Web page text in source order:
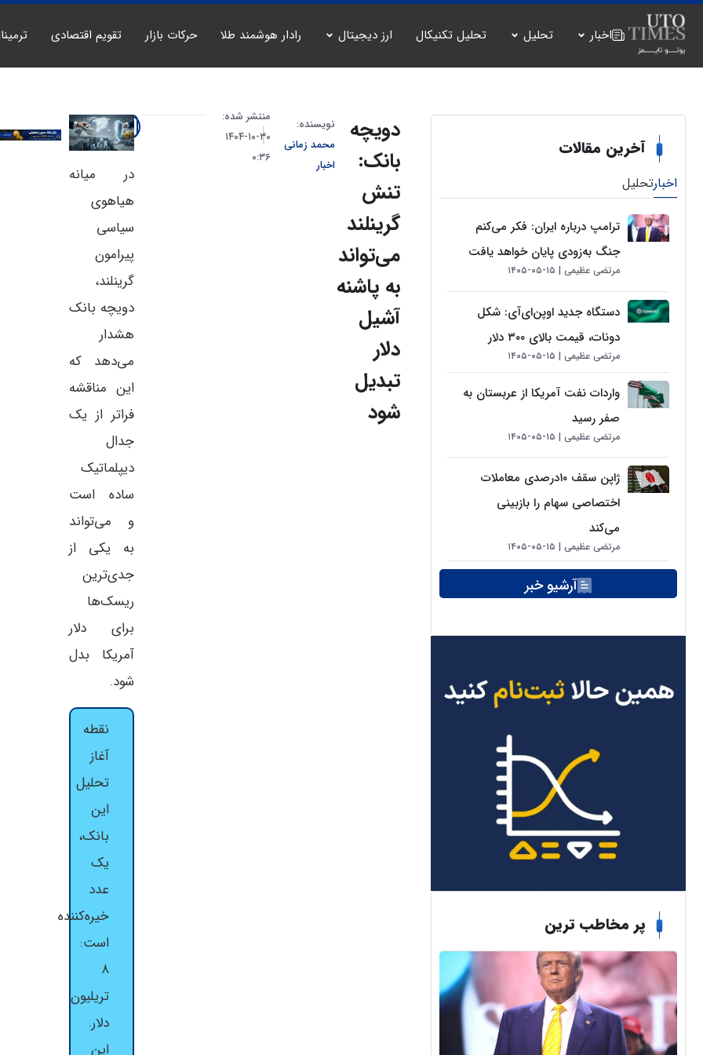
اخبار تحلیل تحلیل تکنیکال ارز دیجیتال رادار هوشمند طلا حرکات بازار تقویم اقتصادی
آخرین مقالات
اخبارتحلیل
ترامپ درباره ایران: فکر می‌کنم
جنگ به‌زودی پایان خواهد یافت
مرتضی عظیمی ۱۵-۰۵-۱۴۰۵
دستگاه جدید اوپن‌ای‌آی: شکل
دونات، قیمت بالای ۳۰۰ دلار
مرتضی عظیمی ۱۵-۰۵-۱۴۰۵
واردات نفت آمریکا از عربستان به
صفر رسید
مرتضی عظیمی ۱۵-۰۵-۱۴۰۵
ژاپن سقف ۱۰درصدی معاملات
اختصاصی سهام را بازبینی
می‌کند
مرتضی عظیمی ۱۵-۰۵-۱۴۰۵
آرشیو خبر
پر مخاطب ترین
دویچه
بانک:
تنش
گرینلند
می‌تواند
به پاشنه
آشیل
دلار
تبدیل
شود
نویسنده:
محمد زمانی
اخبار
منتشر شده:
۳۰-۱۰-۱۴۰۴
۰:۳۶
در میانه
هیاهوی
سیاسی
پیرامون
گرینلند،
دویچه بانک
هشدار
می‌دهد که
این مناقشه
فراتر از یک
جدال
دیپلماتیک
ساده است
و می‌تواند
به یکی از
جدی‌ترین
ریسک‌ها
برای دلار
آمریکا بدل
شود.
نقطه
آغاز
تحلیل
این
بانک،
یک
عدد
خیره‌کننده
است:
۸
تریلیون
دلار.
این